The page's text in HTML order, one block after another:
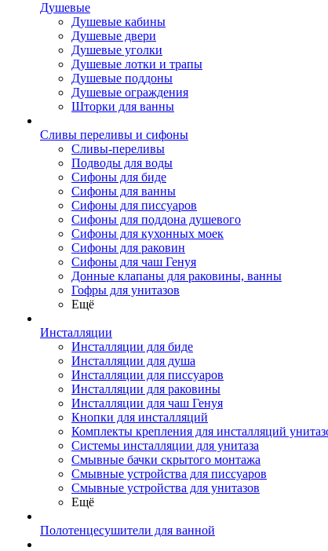
Душевые
Душевые кабины
Душевые двери
Душевые уголки
Душевые лотки и трапы
Душевые поддоны
Душевые ограждения
Шторки для ванны
Сливы переливы и сифоны
Сливы-переливы
Подводы для воды
Сифоны для биде
Сифоны для ванны
Сифоны для писсуаров
Сифоны для поддона душевого
Сифоны для кухонных моек
Сифоны для раковин
Сифоны для чаш Генуя
Донные клапаны для раковины, ванны
Гофры для унитазов
Ещё
Инсталляции
Инсталляции для биде
Инсталляции для душа
Инсталляции для писсуаров
Инсталляции для раковины
Инсталляции для чаш Генуя
Кнопки для инсталляций
Комплекты крепления для инсталляций
Системы инсталляции для унитаза
Смывные бачки скрытого монтажа
Смывные устройства для писсуаров
Смывные устройства для унитазов
Ещё
Полотенцесушители для ванной